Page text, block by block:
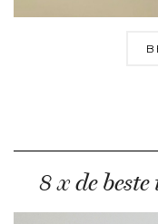
8 x de